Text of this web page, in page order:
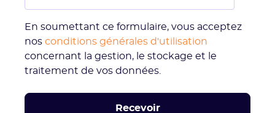
En soumettant ce formulaire, vous acceptez
nos conditions générales d'utilisation
concernant la gestion, le stockage et le
traitement de vos données.